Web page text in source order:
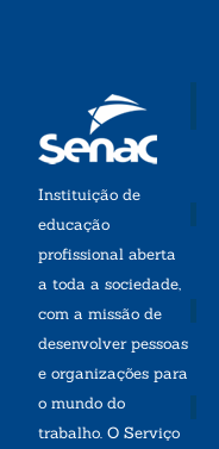
Instituição de
educação
profissional aberta
a toda a sociedade,
com a missão de
desenvolver pessoas
e organizações para
o mundo do
trabalho. O Serviço